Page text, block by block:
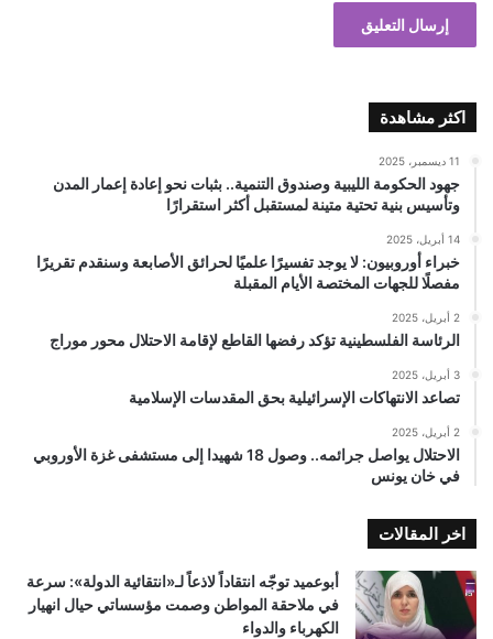
اكثر مشاهدة
11 ديسمبر، 2025
جهود الحكومة الليبية وصندوق التنمية.. بثبات نحو إعادة إعمار المدن
وتأسيس بنية تحتية متينة لمستقبل أكثر استقرارًا
14 أبريل، 2025
خبراء أوروبيون: لا يوجد تفسيرًا علميًا لحرائق الأصابعة وسنقدم تقريرًا
مفصلًا للجهات المختصة الأيام المقبلة
2 أبريل، 2025
الرئاسة الفلسطينية تؤكد رفضها القاطع لإقامة الاحتلال محور موراج
3 أبريل، 2025
تصاعد الانتهاكات الإسرائيلية بحق المقدسات الإسلامية
2 أبريل، 2025
الاحتلال يواصل جرائمه.. وصول 18 شهيدا إلى مستشفى غزة الأوروبي
في خان يونس
اخر المقالات
أبوعميد توجّه انتقاداً لاذعاً لـ«انتقائية الدولة»: سرعة
في ملاحقة المواطن وصمت مؤسساتي حيال انهيار
الكهرباء والدواء